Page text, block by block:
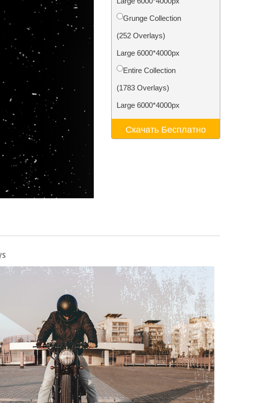
для обучения
ИИ
Grunge Collection
(252 Overlays)
Large 6000*4000px
Entire Collection
(1783 Overlays)
Large 6000*4000px
Скачать Бесплатно